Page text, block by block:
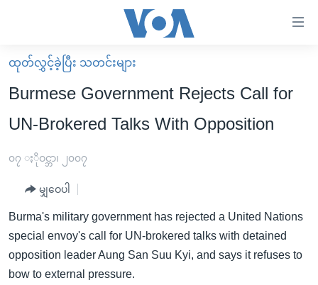
လွယ်ကူ
စေ
သည့်
များ
ကျော်
ကြည့်
မူလစာမျက်နှာ
မြန်မာ
ကမ္ဘာ့သတင်းများ
နိုင်ငံတကာ
ဗွီဒီယို
ရပ်ဝန်းတခု လမ်းတခု အလွန်
အမေရိကန်သုံးအီဒီယံ
မကြေးမုံရဲ့ အင်္ဂလိပ်စာ
အပတ်စဉ်ကဏ္ဍများ
ရေဒီယို
ရေဒီယိုနှင့်ရုပ်သံ အချက်အလက်များ
ထုတ်လွှင့်ခဲ့ပြီး သတင်းများ
Burmese Government Rejects Call for
UN-Brokered Talks With Opposition
၀၇ ႏိုဝင္ဘာ၊ ၂၀၀၇
မျှဝေပါ
Burma's military government has rejected a United Nations
special envoy's call for UN-brokered talks with detained
opposition leader Aung San Suu Kyi, and says it refuses to
bow to external pressure.